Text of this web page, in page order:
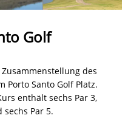
Golf
des
Porto Santo Golf Platz.
enthält sechs Par 3,
sechs Par 5.